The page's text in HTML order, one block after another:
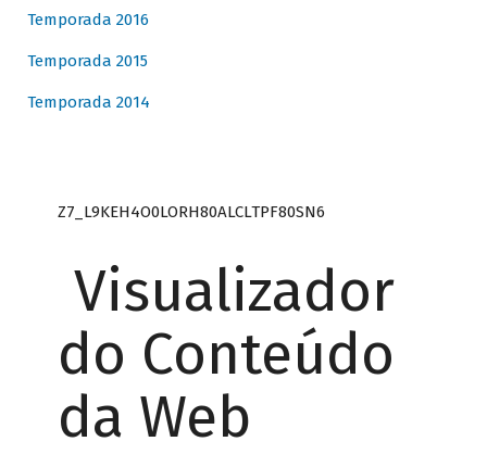
Temporada 2016
Temporada 2015
Temporada 2014
Z7_L9KEH4O0LORH80ALCLTPF80SN6
Visualizador
do Conteúdo
da Web